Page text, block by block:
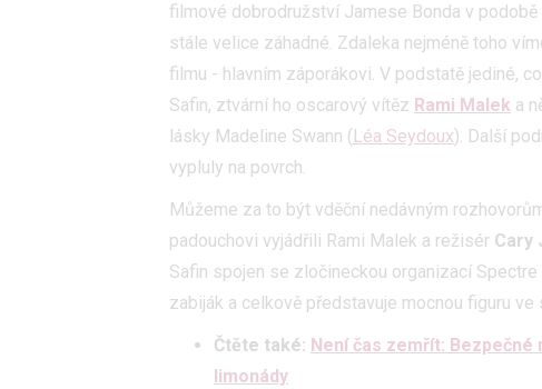
filmové dobrodružství Jamese Bonda v podobě
stále velice záhadné. Zdaleka nejméně toho
filmu - hlavním záporákovi. V podstatě jediné,
Safin, ztvární ho oscarový vítěz Rami Malek a
lásky Madeline Swann ( Léa Seydoux). Další
vypluly na povrch.
Můžeme za to být vděční nedávným
padouchovi vyjádřili Rami Malek a režisér Cary
Safin spojen se zločineckou organizací
zabiják a celkově představuje mocnou figuru ve
Čtěte také: Není čas zemřít:
limonády